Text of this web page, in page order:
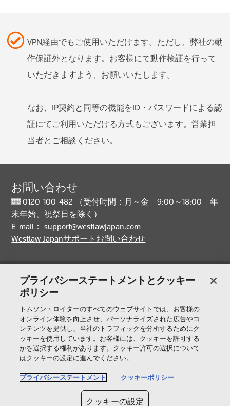
VPN経由でもご使用いただけます。ただし、弊社の動
作保証外となります。お客様にて動作検証を行って
いただきますよう、お願いいたします。
なお、IP契約と同等の機能をID・パスワードによる認
証にてご利用いただける方式もございます。営業担
当者とご相談ください。
お問い合わせ
0120-100-482 （受付時間：月～金 9:00～18:00 年
末年始、祝祭日を除く）
E-mail：support@westlawjapan.com
Westlaw Japanサポートお問い合わせ
製品＆サービス
サポート
トムソン・ロイターについて
プライバシーステートメントとクッキー
ポリシー
トムソン・ロイターのすべてのウェブサイトでは、お客様の
オンライン体験を向上させ、パーソナライズされた広告やコ
ンテンツを提供し、当社のトラフィックを分析するためにク
ッキーを使用しています。お客様には、クッキーを許可する
かを選択する権利があります。クッキー許可の選択について
はクッキーの設定に進んでください。
プライバシーステートメント クッキーポリシー
クッキーの設定